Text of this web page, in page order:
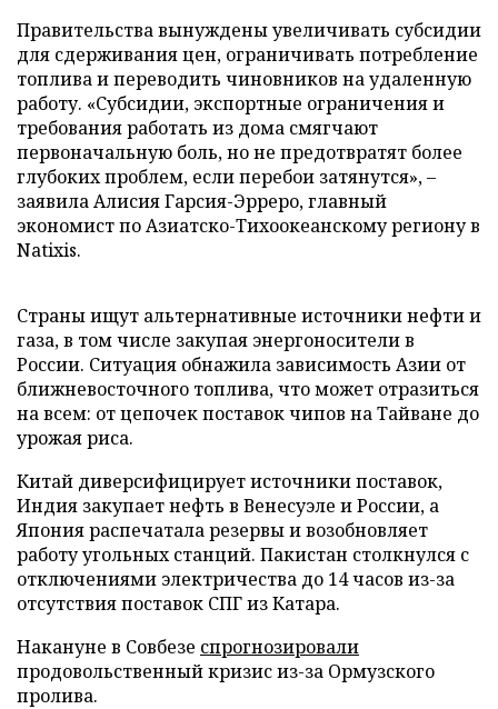
Правительства вынуждены увеличивать субсидии
для сдерживания цен, ограничивать потребление
топлива и переводить чиновников на удаленную
работу. «Субсидии, экспортные ограничения и
требования работать из дома смягчают
первоначальную боль, но не предотвратят более
глубоких проблем, если перебои затянутся», –
заявила Алисия Гарсия-Эрреро, главный
экономист по Азиатско-Тихоокеанскому региону в
Natixis.
Страны ищут альтернативные источники нефти и
газа, в том числе закупая энергоносители в
России. Ситуация обнажила зависимость Азии от
ближневосточного топлива, что может отразиться
на всем: от цепочек поставок чипов на Тайване до
урожая риса.
Китай диверсифицирует источники поставок,
Индия закупает нефть в Венесуэле и России, а
Япония распечатала резервы и возобновляет
работу угольных станций. Пакистан столкнулся с
отключениями электричества до 14 часов из-за
отсутствия поставок СПГ из Катара.
Накануне в Совбезе спрогнозировали
продовольственный кризис из-за Ормузского
пролива.